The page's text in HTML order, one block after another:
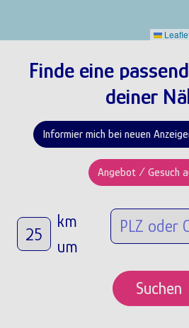
Finde eine
deiner
Informier mich bei neuen
Angebot / Gesuch